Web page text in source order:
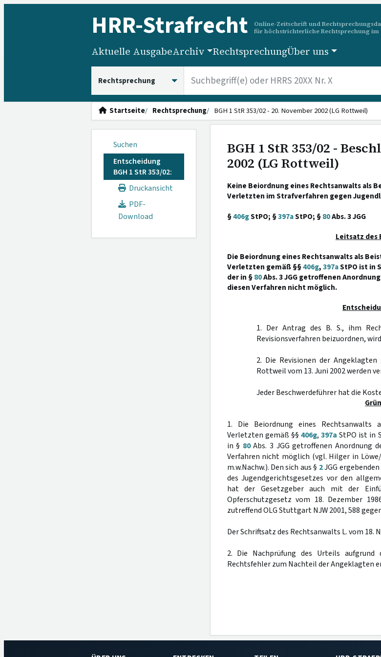
HRR-Strafrecht
Online-Zeitschrift und
für höchstrichterliche Rechtsprechung im
Aktuelle AusgabeArchiv RechtsprechungÜber uns
Startseite Rechtsprechung BGH 1 StR 353/02 - 20. November 2002 (LG Rottweil)
Suchen
Entscheidung
BGH 1 StR 353/02:
Druckansicht
PDF-
Download
BGH 1 StR 353/02 -
2002 (LG Rottweil)
Keine Beiordnung eines Rechtsanwalts als
Verletzten im Strafverfahren gegen
§406gStPO; §397aStPO; §80Abs. 3 JGG
Leitsatz des
Die Beiordnung eines Rechtsanwalts als
Verletzten gemäß §§406g,397aStPO ist in
der in §80Abs. 3 JGG getroffenen
diesen Verfahren nicht möglich.
1. Der Antrag des B. S., ihm
Revisionsverfahren beizuordnen,
2. Die Revisionen der
Rottweil vom 13. Juni 2002 werden
Jeder Beschwerdeführer hat die
1. Die Beiordnung eines Rechtsanwalts
Verletzten gemäß §§ 406g, 397a StPO ist in
in § 80Abs. 3 JGG getroffenen Anordnung
Verfahren nicht möglich (vgl. Hilger in
m.w.Nachw.). Den sich aus § 2JGG
des Jugendgerichtsgesetzes vor den
hat der Gesetzgeber auch mit der
Opferschutzgesetz vom 18. Dezember
zutreffend OLG Stuttgart NJW 2001, 588
Der Schriftsatz des Rechtsanwalts L. vom 18.
2. Die Nachprüfung des Urteils aufgrund
Rechtsfehler zum Nachteil der Angeklagten